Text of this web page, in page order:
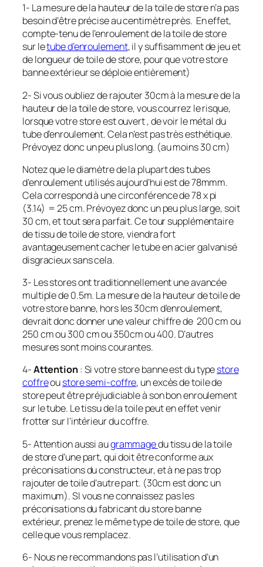
1- La mesure de la hauteur de la toile de store n’a pas
besoin d’être précise au centimètre près. En effet,
compte-tenu de l’enroulement de la toile de store
sur letube d’enroulement, il y suffisamment de jeu et
de longueur de toile de store, pour que votre store
banne extérieur se déploieentièrement)
2- Si vous oubliez de rajouter 30cm à la mesure de la
hauteur de la toile de store, vous courrez le risque,
lorsque votre store est ouvert , de voir le métal du
tube d’enroulement. Cela n’est pas très esthétique.
Prévoyez donc un peu plus long. (au moins 30 cm)
Notez que le diamètre de la plupart des tubes
d’enroulement utilisés aujourd’hui est de 78mmm.
Cela correspond à une circonférence de 78 x pi
(3.14) = 25 cm. Prévoyez donc un peu plus large, soit
30 cm, et tout sera parfait. Ce tour supplémentaire
de tissu de toile de store, viendra fort
avantageusement cacher le tube en acier galvanisé
disgracieux sans cela.
3- Les stores ont traditionnellement une avancée
multiple de 0.5m. La mesure de la hauteur de toile de
votre store banne, hors les 30cm d’enroulement,
devrait donc donner une valeurchiffrede 200 cm ou
250 cm ou 300 cm ou 350cm ou 400. D’autres
mesures sont moins courantes.
4-Attention: Si votre store banne est du typestore
coffreoustore semi-coffre, un excès de toile de
store peut être préjudiciable à son bon enroulement
sur le tube. Le tissu de la toile peut en effet venir
frotter sur l’intérieur du coffre.
5- Attention aussi augrammagedu tissu de la toile
de store d’une part, qui doit être conforme aux
préconisations du constructeur, et à ne pas trop
rajouter de toile d’autre part. (30cm est donc un
maximum). SI vous ne connaissez pas les
préconisations du fabricant du store banne
extérieur, prenez le même type de toile de store, que
celle que vous remplacez.
6- Nous ne recommandons pas l’utilisation d’un